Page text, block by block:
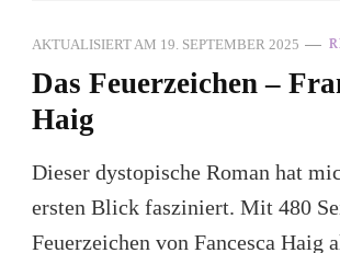
AKTUALISIERT AM 19. SEPTEMBER 2025
Das Feuerzeichen –
Haig
Dieser dystopische Roman hat
ersten Blick fasziniert. Mit 480
Feuerzeichen von Fancesca Haig